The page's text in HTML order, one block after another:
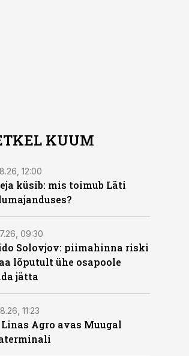
KUUM
12:00
küsib: mis toimub Läti
09:30
Solovjov: piimahinna riski
lõputult ühe osapoole
jätta
11:23
Linas Agro avas Muugal